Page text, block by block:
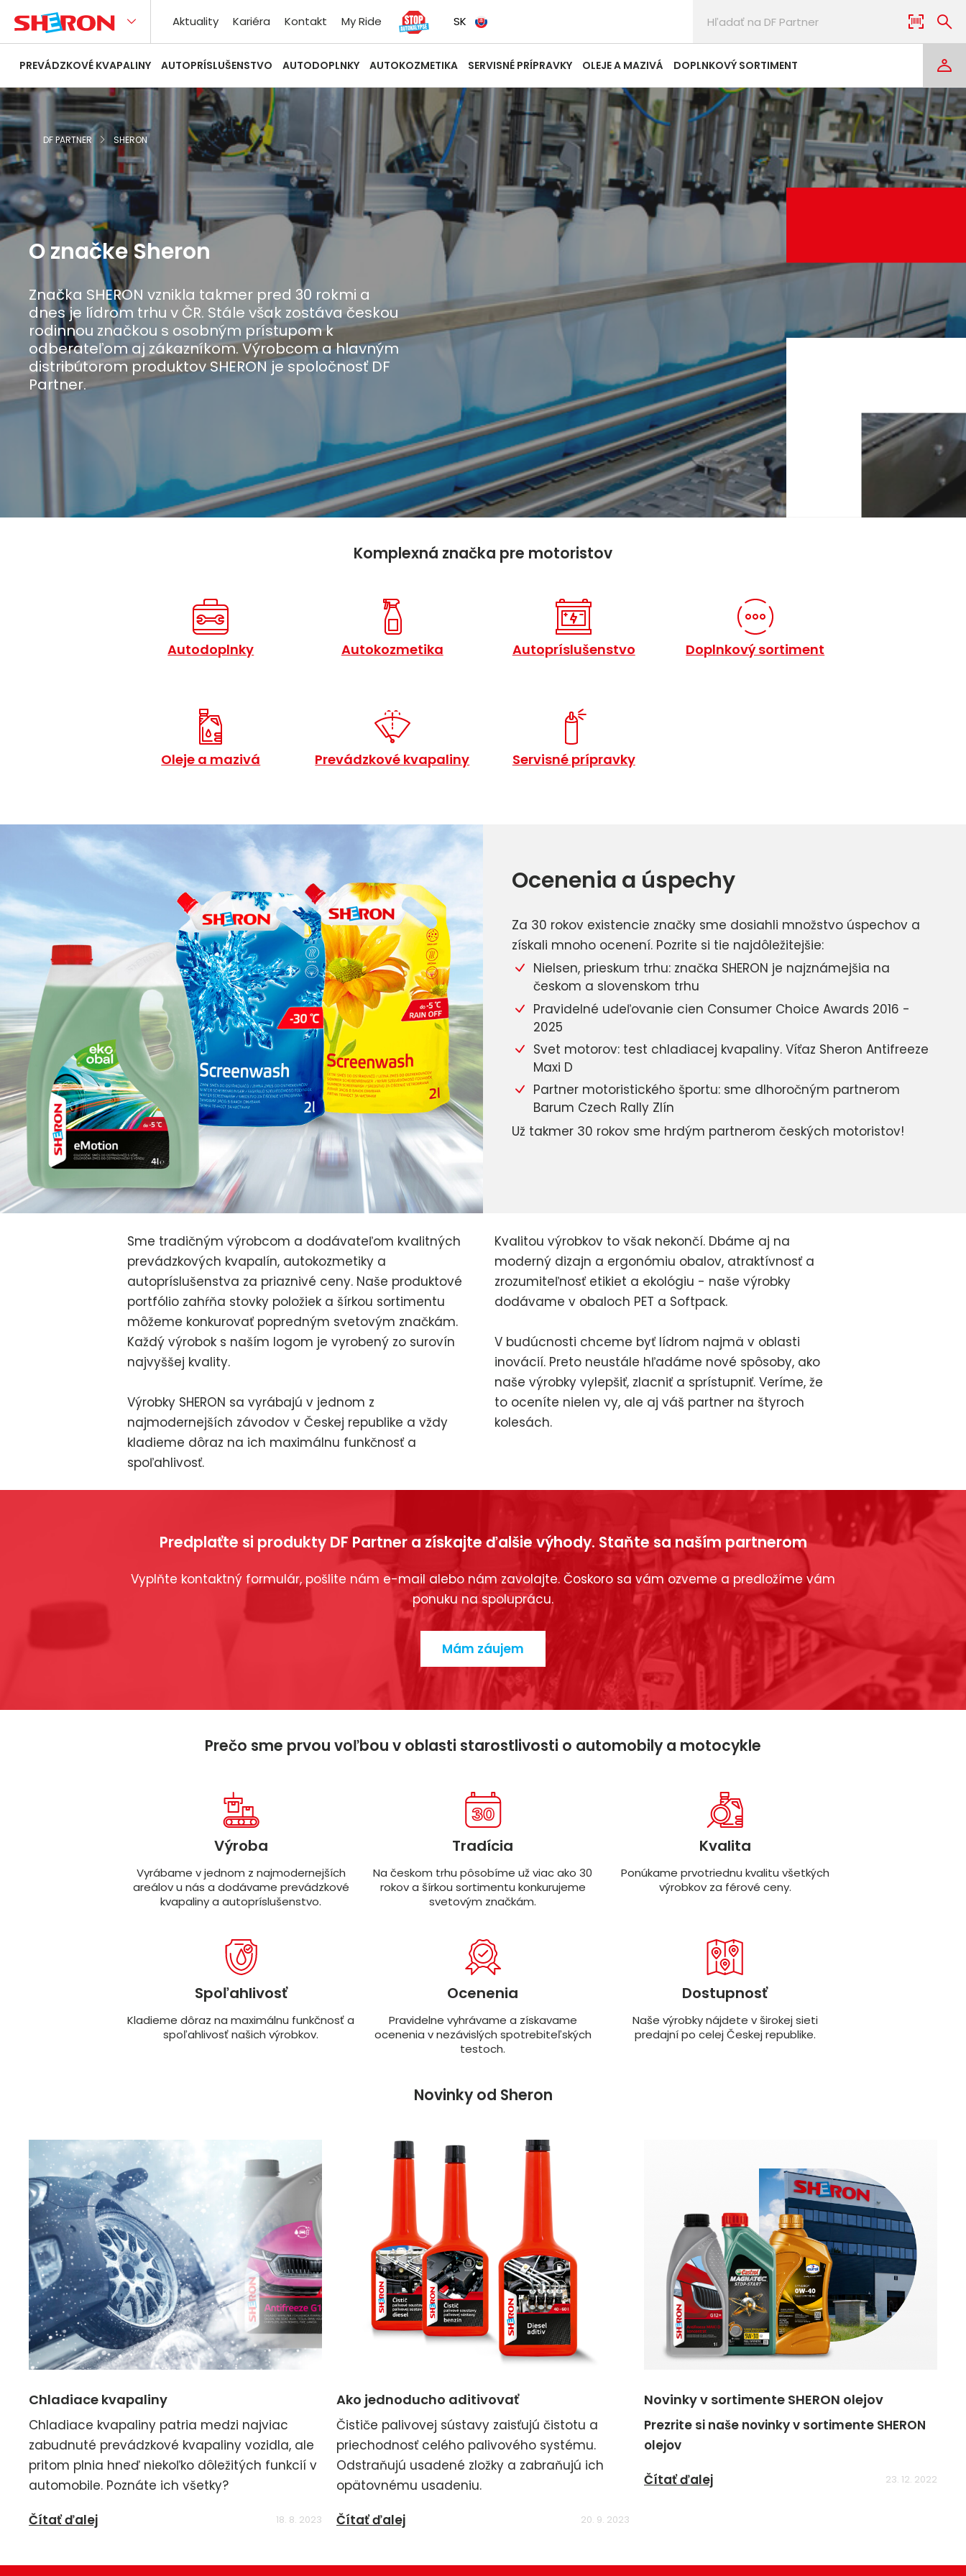
Aktuality Kariéra Kontakt My Ride SK
PREVÁDZKOVÉ KVAPALINY AUTOPRÍSLUŠENSTVO AUTODOPLNKY AUTOKOZMETIKA SERVISNÉ PRÍPRAVKY OLEJE A MAZIVÁ DOPLNKOVÝ SORTIMENT
DF PARTNER SHERON
O značke Sheron
Značka SHERON vznikla takmer pred 30 rokmi a
dnes je lídrom trhu v ČR. Stále však zostáva českou
rodinnou značkou s osobným prístupom k
odberateľom aj zákazníkom. Výrobcom a hlavným
distribútorom produktov SHERON je spoločnosť DF
Partner.
Komplexná značka pre motoristov
Autodoplnky Autokozmetika Autopríslušenstvo Doplnkový sortiment
Oleje a mazivá Prevádzkové kvapaliny Servisné prípravky
Ocenenia a úspechy
Za 30 rokov existencie značky sme dosiahli množstvo úspechov a
získali mnoho ocenení. Pozrite si tie najdôležitejšie:
Nielsen, prieskum trhu: značka SHERON je najznámejšia na
českom a slovenskom trhu
Pravidelné udeľovanie cien Consumer Choice Awards 2016 -
2025
Svet motorov: test chladiacej kvapaliny. Víťaz Sheron Antifreeze
Maxi D
Partner motoristického športu: sme dlhoročným partnerom
Barum Czech Rally Zlín
Už takmer 30 rokov sme hrdým partnerom českých motoristov!
Sme tradičným výrobcom a dodávateľom kvalitných
prevádzkových kvapalín, autokozmetiky a
autopríslušenstva za priaznivé ceny. Naše produktové
portfólio zahŕňa stovky položiek a šírkou sortimentu
môžeme konkurovať popredným svetovým značkám.
Každý výrobok s naším logom je vyrobený zo surovín
najvyššej kvality.
Výrobky SHERON sa vyrábajú v jednom z
najmodernejších závodov v Českej republike a vždy
kladieme dôraz na ich maximálnu funkčnosť a
spoľahlivosť.
Kvalitou výrobkov to však nekončí. Dbáme aj na
moderný dizajn a ergonómiu obalov, atraktívnosť a
zrozumiteľnosť etikiet a ekológiu - naše výrobky
dodávame v obaloch PET a Softpack.
V budúcnosti chceme byť lídrom najmä v oblasti
inovácií. Preto neustále hľadáme nové spôsoby, ako
naše výrobky vylepšiť, zlacniť a sprístupniť. Veríme, že
to oceníte nielen vy, ale aj váš partner na štyroch
kolesách.
Predplaťte si produkty DF Partner a získajte ďalšie výhody. Staňte sa naším partnerom
Vyplňte kontaktný formulár, pošlite nám e-mail alebo nám zavolajte. Čoskoro sa vám ozveme a predložíme vám
ponuku na spoluprácu.
Mám záujem
Prečo sme prvou voľbou v oblasti starostlivosti o automobily a motocykle
Výroba
Vyrábame v jednom z najmodernejších
areálov u nás a dodávame prevádzkové
kvapaliny a autopríslušenstvo.
Tradícia
Na českom trhu pôsobíme už viac ako 30
rokov a šírkou sortimentu konkurujeme
svetovým značkám.
Kvalita
Ponúkame prvotriednu kvalitu všetkých
výrobkov za férové ceny.
Spoľahlivosť
Kladieme dôraz na maximálnu funkčnosť a
spoľahlivosť našich výrobkov.
Ocenenia
Pravidelne vyhrávame a získavame
ocenenia v nezávislých spotrebiteľských
testoch.
Dostupnosť
Naše výrobky nájdete v širokej sieti
predajní po celej Českej republike.
Novinky od Sheron
Chladiace kvapaliny
Chladiace kvapaliny patria medzi najviac
zabudnuté prevádzkové kvapaliny vozidla, ale
pritom plnia hneď niekoľko dôležitých funkcií v
automobile. Poznáte ich všetky?
Čítať ďalej
18. 8. 2023
Ako jednoducho aditivovať
Čističe palivovej sústavy zaisťujú čistotu a
priechodnosť celého palivového systému.
Odstraňujú usadené zložky a zabraňujú ich
opätovnému usadeniu.
Čítať ďalej
20. 9. 2023
Novinky v sortimente SHERON olejov
Prezrite si naše novinky v sortimente SHERON
olejov
Čítať ďalej
23. 12. 2022